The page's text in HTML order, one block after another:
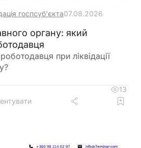
госпсуб'єкта07.08.2026
органу: який
при ліквідації
13